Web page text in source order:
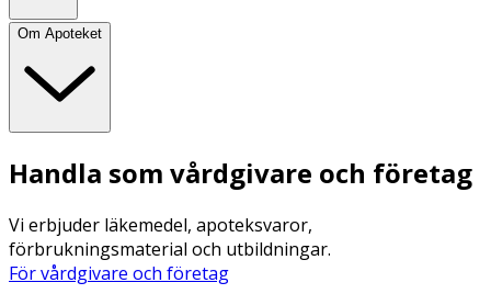
Om Apoteket
Handla som vårdgivare och företag
Vi erbjuder läkemedel, apoteksvaror,
förbrukningsmaterial och utbildningar.
För vårdgivare och företag